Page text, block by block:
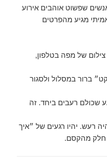
שפשוט אוהבים אירוע
מגיע מהפרטים
של מפה בטלפון,
ברור במסלול ולסגור
שכולם רעבים ביחד. זה
רעש. יהיו רגעים של ״איך
חלק מהקסם.